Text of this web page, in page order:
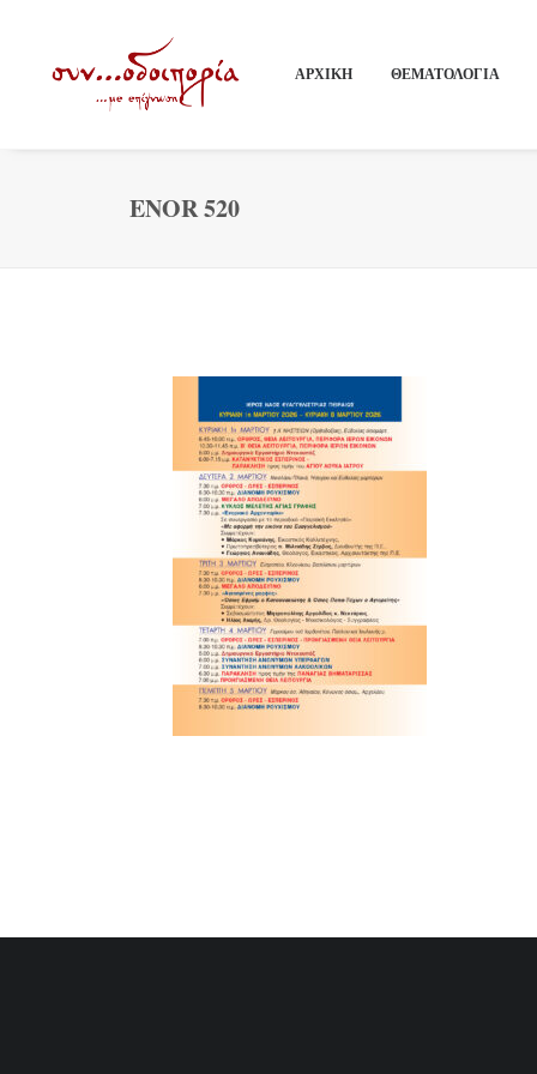
ΑΡΧΙΚΗ ΘΕΜΑΤΟΛΟΓΙΑ
ENOR 520